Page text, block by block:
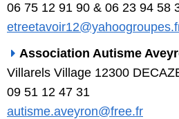
06 75 12 91 90 & 06 23 94 58
Association Autisme
Villarels Village 12300
09 51 12 47 31
autisme.aveyron@free.fr